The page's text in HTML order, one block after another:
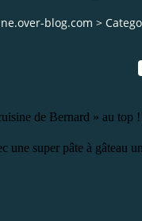
blog.com >
de Bernard » au top
une super pâte à gâteau